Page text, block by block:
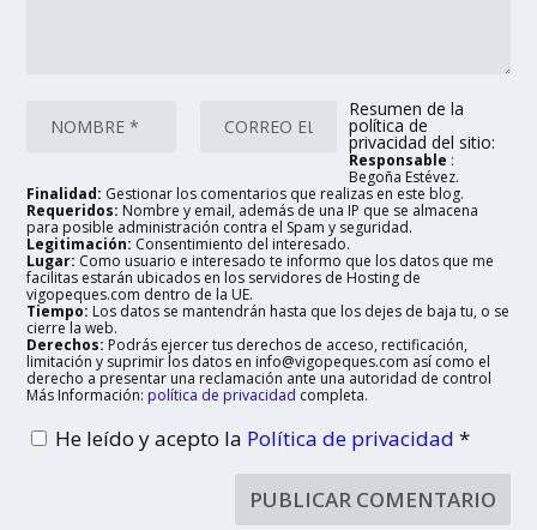
Resumen de la
política de
privacidad del sitio:
Responsable :
Begoña Estévez.
Finalidad: Gestionar los comentarios que realizas en este blog.
Requeridos: Nombre y email, además de una IP que se almacena
para posible administración contra el Spam y seguridad.
Legitimación: Consentimiento del interesado.
Lugar: Como usuario e interesado te informo que los datos que me
facilitas estarán ubicados en los servidores de Hosting de
vigopeques.com dentro de la UE.
Tiempo: Los datos se mantendrán hasta que los dejes de baja tu, o se
cierre la web.
Derechos: Podrás ejercer tus derechos de acceso, rectificación,
limitación y suprimir los datos en info@vigopeques.com así como el
derecho a presentar una reclamación ante una autoridad de control
Más Información: política de privacidad completa.
He leído y acepto la Política de privacidad*